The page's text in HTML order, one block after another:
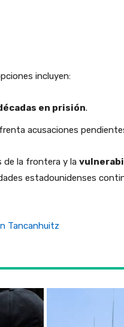
incluyen:
en prisión.
acusaciones
de la frontera y la
estadounidenses
Tancanhuitz